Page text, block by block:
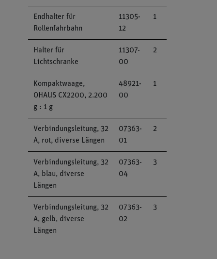
Endhalter für
Rollenfahrbahn
11305-
12
1
Halter für
Lichtschranke
11307-
00
2
Kompaktwaage,
OHAUS CX2200, 2.200
g : 1 g
48921-
00
1
Verbindungsleitung, 32
A, rot, diverse Längen
07363-
01
2
Verbindungsleitung, 32
A, blau, diverse
Längen
07363-
04
3
Verbindungsleitung, 32
A, gelb, diverse
Längen
07363-
02
3